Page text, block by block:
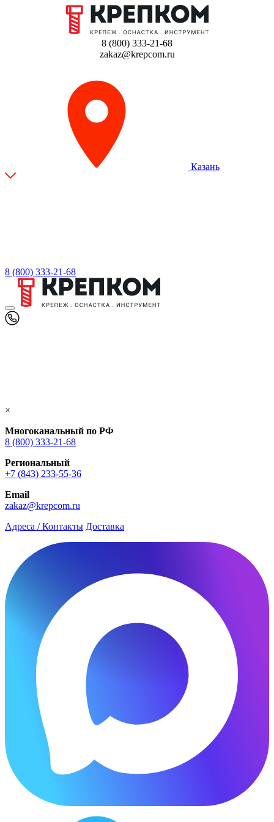
8 (800) 333-21-68
zakaz@krepcom.ru
Казань
8 (800) 333-21-68
×
Многоканальный по РФ
8 (800) 333‑21-68
Региональный
+7 (843) 233-55-36
Email
zakaz@krepcom.ru
Адреса / Контакты Доставка